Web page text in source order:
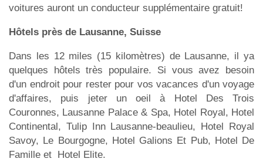
voitures auront un conducteur supplémentaire gratuit!
Hôtels près de Lausanne, Suisse
Dans les 12 miles (15 kilomètres) de Lausanne, il ya
quelques hôtels très populaire. Si vous avez besoin
d'un endroit pour rester pour vos vacances d'un voyage
d'affaires, puis jeter un oeil à Hotel Des Trois
Couronnes, Lausanne Palace & Spa, Hotel Royal, Hotel
Continental, Tulip Inn Lausanne-beaulieu, Hotel Royal
Savoy, Le Bourgogne, Hotel Galions Et Pub, Hotel De
Famille et Hotel Elite.